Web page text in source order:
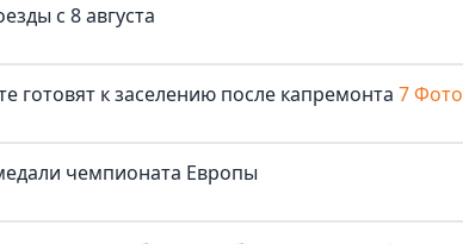
с 8 августа
готовят к заселению после капремонта 7 Фото
чемпионата Европы